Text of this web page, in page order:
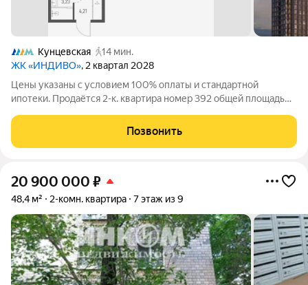
Кунцевская
14 мин.
ЖК «ИНДИВО», 2 квартал 2028
Цены указаны с условием 100% оплаты и стандартной
ипотеки. Продаётся 2-к. квартира номер 392 общей площадью
бизнес-класса «Индиво» от девелопера FORMA. ЖК
расположен в 5 минутах от
Позвонить
20 900 000 ₽
48,4 м² 2-комн. квартира 7 этаж из 9